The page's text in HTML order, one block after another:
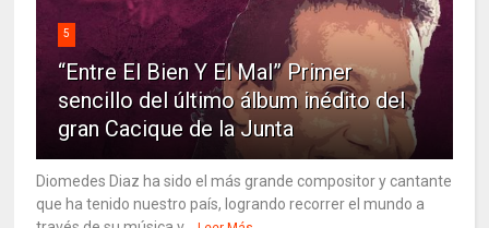
5
“Entre El Bien Y El Mal” Primer
sencillo del último álbum inédito del
gran Cacique de la Junta
Diomedes Diaz ha sido el más grande compositor y cantante
que ha tenido nuestro país, logrando recorrer el mundo a